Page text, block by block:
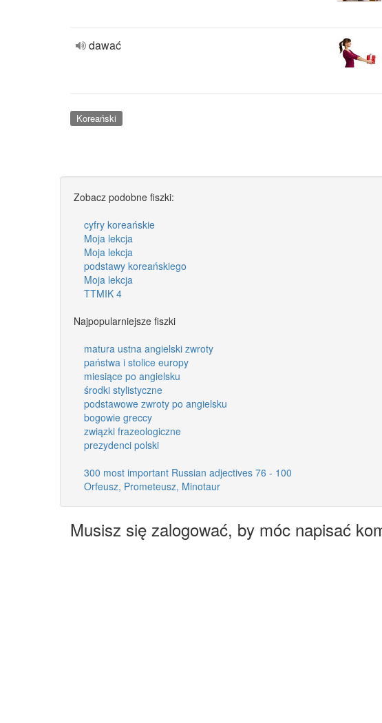
dawać
Koreański
Zobacz podobne fiszki:
cyfry koreańskie
Moja lekcja
Moja lekcja
podstawy koreańskiego
Moja lekcja
TTMIK 4
Najpopularniejsze fiszki
matura ustna angielski zwroty
państwa i stolice europy
miesiące po angielsku
środki stylistyczne
podstawowe zwroty po angielsku
bogowie greccy
związki frazeologiczne
prezydenci polski
300 most important Russian adjectives 76 - 100
Orfeusz, Prometeusz, Minotaur
Musisz się zalogować, by móc napisać